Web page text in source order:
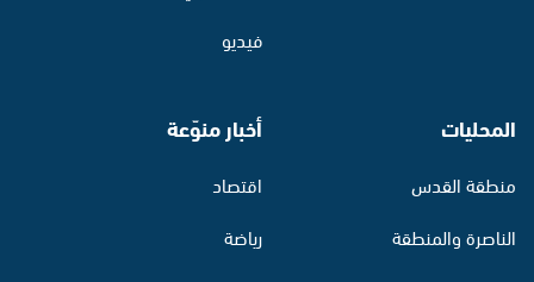
فيديو
المحليات
منطقة القدس
الناصرة والمنطقة
أخبار منوّعة
اقتصاد
رياضة